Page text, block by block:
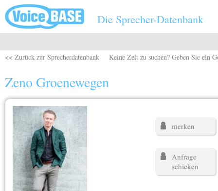
Direkt zum Inhalt
Die Sprecher-Datenbank
<< Zurück zur Sprecherdatenbank Keine Zeit zu suchen? Geben Sie ein
Zeno Groenewegen
merken
Anfrage
schicken